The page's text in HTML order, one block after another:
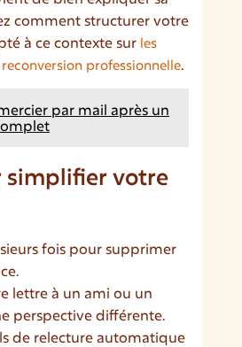
comment structurer votre
à ce contexte sur les
professionnelle.
par mail après un
simplifier votre
fois pour supprimer
lettre à un ami ou un
perspective différente.
de relecture automatique